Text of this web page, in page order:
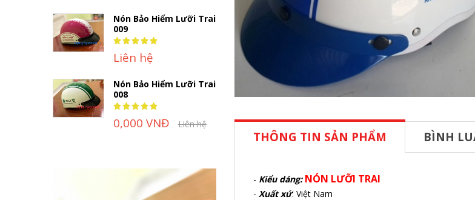
THÔNG TIN SẢN PHẨM BÌNH
- Kiểu dáng: NÓN LƯỠI TRAI
- Xuất xứ: Việt Nam
Nón Bảo Hiểm Lưỡi Trai
009
Rating:
100%
Liên hệ
Nón Bảo Hiểm Lưỡi Trai
008
Rating:
100%
0,000 VNĐ Liên hệ